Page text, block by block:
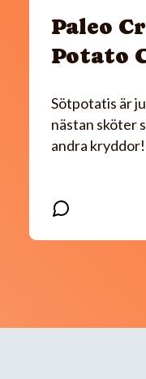
Paleo
Potato
Sötpotatis är
nästan sköter
andra kryddor!